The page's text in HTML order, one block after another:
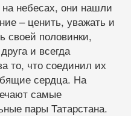
на небесах, они нашли
– ценить, уважать и
своей половинки,
и всегда
то, что соединил их
сердца. На
самые
пары Татарстана.